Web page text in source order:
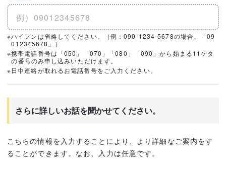
※ハイフンは省略してください。（例：090-1234-5678の場合、「09
012345678」）
※携帯電話番号は「050」「070」「080」「090」から始まる11ケタ
の番号のみ申し込みいただけます。
※日中連絡が取れるお電話番号をご入力ください。
さらに詳しいお話を聞かせてください。
こちらの情報を入力することにより、より詳細なご案内をす
ることができます。なお、入力は任意です。